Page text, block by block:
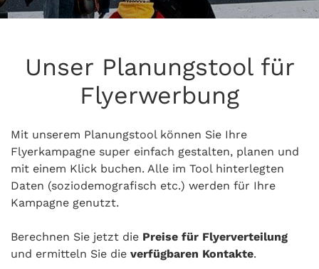
Unser Planungstool für
Flyerwerbung
Mit unserem Planungstool können Sie Ihre
Flyerkampagne super einfach gestalten, planen und
mit einem Klick buchen. Alle im Tool hinterlegten
Daten (soziodemografisch etc.) werden für Ihre
Kampagne genutzt.
Berechnen Sie jetzt die Preise für Flyerverteilung
und ermitteln Sie die verfügbaren Kontakte.